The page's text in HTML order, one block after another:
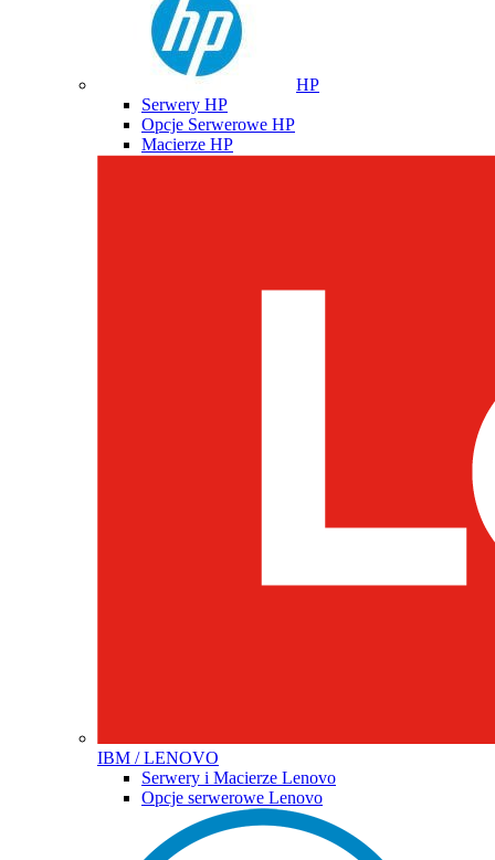
HP
Serwery HP
Opcje Serwerowe HP
Macierze HP
IBM / LENOVO
Serwery i Macierze Lenovo
Opcje serwerowe Lenovo